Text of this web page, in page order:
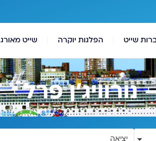
שייט הפלגות יוקרה שייט מאורגן
יציאה